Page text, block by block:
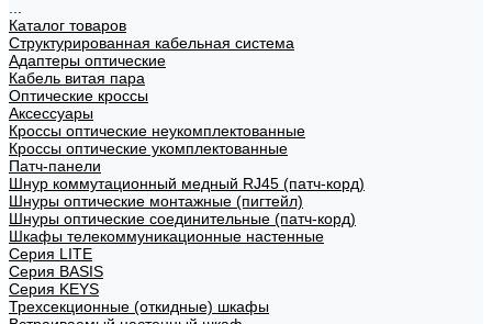
Каталог товаров
Структурированная кабельная система
Адаптеры оптические
Кабель витая пара
Оптические кроссы
Аксессуары
Кроссы оптические неукомплектованные
Кроссы оптические укомплектованные
Патч-панели
Шнур коммутационный медный RJ45 (патч-корд)
Шнуры оптические монтажные (пигтейл)
Шнуры оптические соединительные (патч-корд)
Шкафы телекоммуникационные настенные
Cерия LITE
Cерия BASIS
Cерия KEYS
Трехсекционные (откидные) шкафы